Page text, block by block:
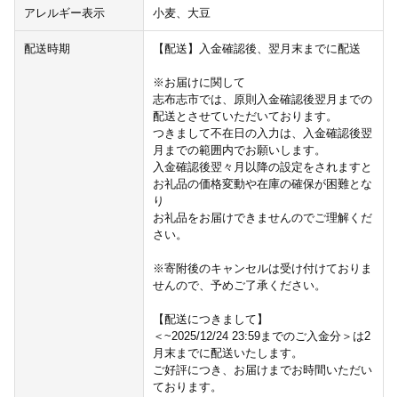
アレルギー表示 小麦、大豆
配送時期 【配送】入金確認後、翌月末までに配送
※お届けに関して
志布志市では、原則入金確認後翌月までの
配送とさせていただいております。
つきまして不在日の入力は、入金確認後翌
月までの範囲内でお願いします。
入金確認後翌々月以降の設定をされますと
お礼品の価格変動や在庫の確保が困難とな
り
お礼品をお届けできませんのでご理解くだ
さい。
※寄附後のキャンセルは受け付けておりま
せんので、予めご了承ください。
【配送につきまして】
＜~2025/12/24 23:59までのご入金分＞は2
月末までに配送いたします。
ご好評につき、お届けまでお時間いただい
ております。